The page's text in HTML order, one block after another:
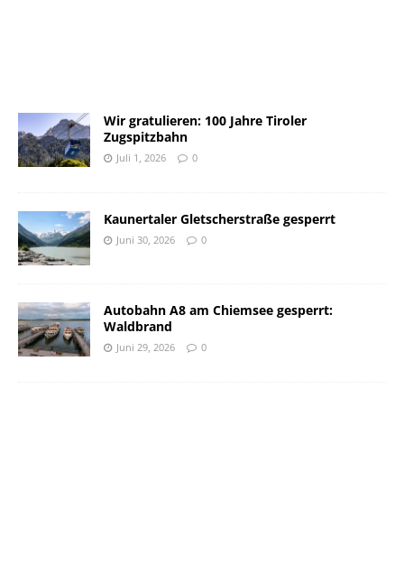
Wir gratulieren: 100 Jahre Tiroler
Zugspitzbahn
Juli 1, 2026 0
Kaunertaler Gletscherstraße gesperrt
Juni 30, 2026 0
Autobahn A8 am Chiemsee gesperrt:
Waldbrand
Juni 29, 2026 0